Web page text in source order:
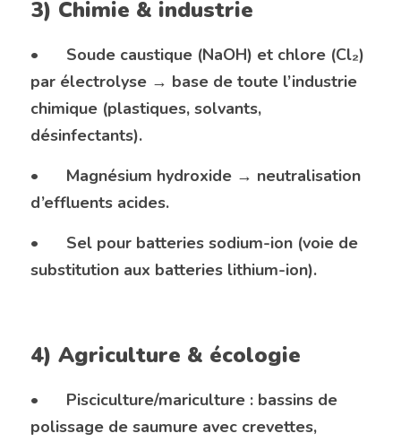
3) Chimie & industrie
•	Soude caustique (NaOH) et chlore (Cl₂)
par électrolyse → base de toute l’industrie
chimique (plastiques, solvants,
désinfectants).
•	Magnésium hydroxide → neutralisation
d’effluents acides.
•	Sel pour batteries sodium-ion (voie de
substitution aux batteries lithium-ion).
4) Agriculture & écologie
•	Pisciculture/mariculture : bassins de
polissage de saumure avec crevettes,